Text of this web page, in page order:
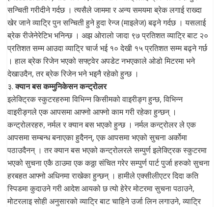
सन्चिती गरीदीने गर्दछ । त्यसैले जाममा र अन्य समयमा ब्रेक लगाई राख्दा
खेर जाने व्याट्रि पुन सन्चिती हुने हुदा रेन्ज (माइलेज) बढ्ने गर्दछ । यसलाई
ब्रेक रीजेनेरेटिभ भनिन्छ । अझ ओरालो जादा ९७ प्रतिशत व्याट्रि बाट २०
प्रतिशत सम्म आउदा व्याट्रि चार्ज भई १० देखी १५ प्रतिशत सम्म बढ्ने गर्छ
। हाल ब्रेक रिजेन भएको सफ्ट्वेर अपडेट नभएकाले ओडो मिटरमा भने
देखाउदैन, तर ब्रेक रिजेन भने भइनै रहेको हुन्छ ।
३.क्यान बस कम्मुनिकेसन कन्ट्रोलर
इलेक्ट्रिक स्कुटरहरुमा विभिन्न किसीमको वाइरीङ्ग हुन्छ, विभिन्न
वाइरीङ्गले एक आपसमा आफ्नो आफ्नो काम गरी रहेका हुन्छन् ।
कन्ट्रोलरहरु, नर्मल र क्यान बस भएको हुन्छ । नर्मल कन्ट्रोलर ले एक
आपसमा सम्बन्ध बनाएका हुदैनन्, एक आपसमा भएको सुचना अर्कोमा
पठाउदैनन् । तर क्यान बस भएको कन्ट्रोलरले सम्पुर्ण इलेक्ट्रिक स्कुटरमा
भएको सुचना एकै ठाउमा एक कठ्ठा संचित गरेर सम्पुर्ण पार्ट पुर्जा हरुको सुचना
हरबहत आफ्नो अधिनमा राखेका हुन्छन् । हामीले एक्सीलीएटर दिदा कति
स्पिडमा कुदाउने गरी आदेश आयको छ त्यो हेरेर मोटरमा सुचना पठाउने,
मोटरलाइ सोही अनुसारको व्याट्रि बाट चाहिने उर्जा लिन लगाउने, व्याट्रि